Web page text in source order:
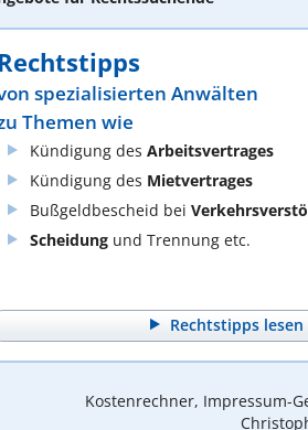
Rechtstipps
spezialisierten Anwälten
Themen wie
Kündigung des Arbeitsvertrages
Kündigung des Mietvertrages
Bußgeldbescheid bei
Scheidung und Trennung etc.
Rechtstipps lesen
Kostenrechner, Impressum-